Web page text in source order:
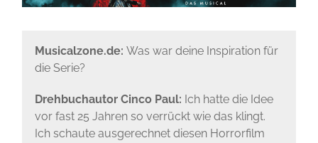
Musicalzone.de: Was war deine Inspiration für
die Serie?
Drehbuchautor Cinco Paul: Ich hatte die Idee
vor fast 25 Jahren so verrückt wie das klingt.
Ich schaute ausgerechnet diesen Horrorfilm